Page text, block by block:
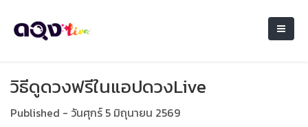
วิธีดูดวงฟรีในแอปดวงLive
Published - วันศุกร์ 5 มิถุนายน 2569